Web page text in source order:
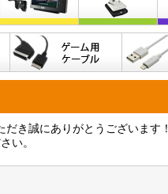
き誠にありがとうございます！
い。